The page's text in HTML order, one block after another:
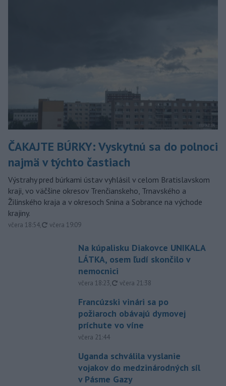
ČAKAJTE BÚRKY: Vyskytnú sa do polnoci
najmä v týchto častiach
Výstrahy pred búrkami ústav vyhlásil v celom Bratislavskom
kraji, vo väčšine okresov Trenčianskeho, Trnavského a
Žilinského kraja a v okresoch Snina a Sobrance na východe
krajiny.
včera 18:54, aktualizované
včera 19:09
Na kúpalisku Diakovce UNIKALA
LÁTKA, osem ľudí skončilo v
nemocnici
včera 18:23, aktualizované
včera 21:38
Francúzski vinári sa po
požiaroch obávajú dymovej
príchute vo víne
včera 21:44
Uganda schválila vyslanie
vojakov do medzinárodných síl
v Pásme Gazy